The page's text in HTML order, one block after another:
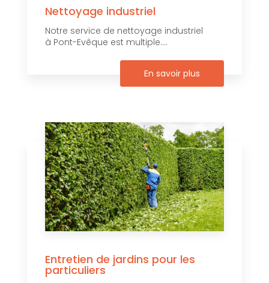
Nettoyage industriel
Notre service de nettoyage industriel
à Pont-Evêque est multiple....
En savoir plus
Entretien de jardins pour les
particuliers